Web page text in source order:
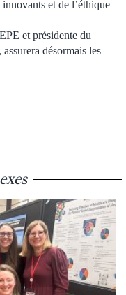
et de l’éthique
et présidente du
désormais les